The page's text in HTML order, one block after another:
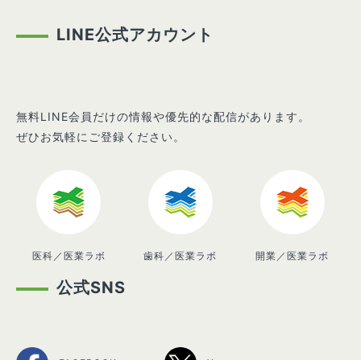
LINE公式アカウント
無料LINE会員だけの情報や優先的な配信があります。
ぜひお気軽にご登録ください。
医科／医業ラボ 歯科／医業ラボ 開業／医業ラボ
公式SNS